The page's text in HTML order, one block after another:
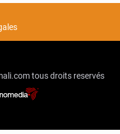
tous droits reservés